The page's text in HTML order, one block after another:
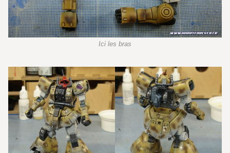
Ici les bras